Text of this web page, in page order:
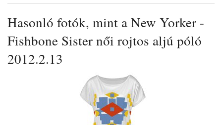
Hasonló fotók, mint a New Yorker -
Fishbone Sister női rojtos aljú póló
2012.2.13